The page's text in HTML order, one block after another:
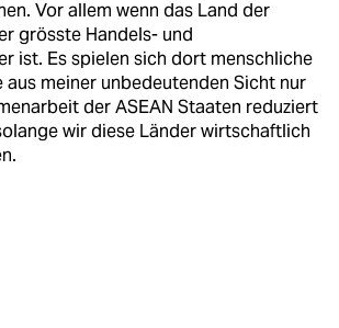
Vor allem wenn das Land der
grösste Handels- und
ist. Es spielen sich dort menschliche
aus meiner unbedeutenden Sicht nur
der ASEAN Staaten reduziert
wir diese Länder wirtschaftlich